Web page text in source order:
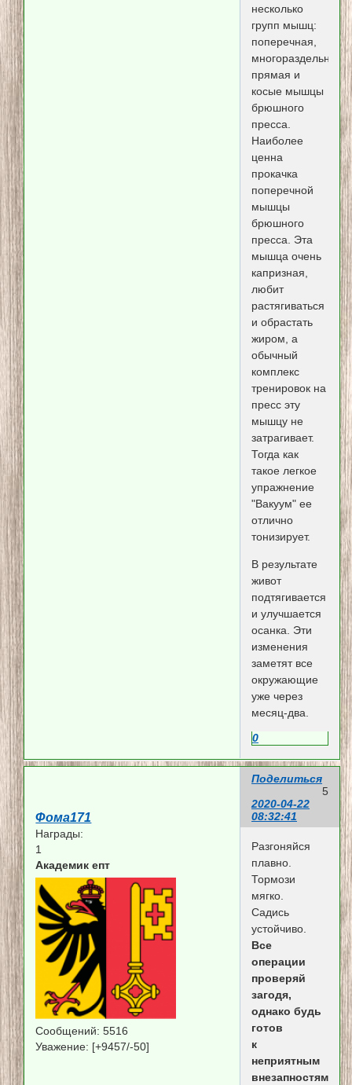
несколько
групп мышц:
поперечная,
многораздельная,
прямая и
косые мышцы
брюшного
пресса.
Наиболее
ценна
прокачка
поперечной
мышцы
брюшного
пресса. Эта
мышца очень
капризная,
любит
растягиваться
и обрастать
жиром, а
обычный
комплекс
тренировок на
пресс эту
мышцу не
затрагивает.
Тогда как
такое легкое
упражнение
"Вакуум" ее
отлично
тонизирует.
В результате
живот
подтягивается
и улучшается
осанка. Эти
изменения
заметят все
окружающие
уже через
месяц-два.
0
Поделиться
5
2020-04-22
08:32:41
Фома171
Награды:
1
Академик епт
Сообщений: 5516
Уважение: [+9457/-50]
Разгоняйся
плавно.
Тормози
мягко.
Садись
устойчиво.
Все
операции
проверяй
загодя,
однако будь
готов
к
неприятным
внезапностям.